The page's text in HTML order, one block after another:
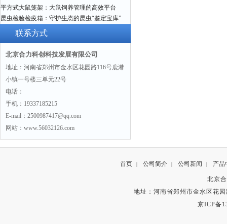
平方式大鼠笼架：大鼠饲养管理的高效平台
昆虫检验检疫箱：守护生态的昆虫“鉴定宝库”
联系方式
北京合力科创科技发展有限公司
地址：河南省郑州市金水区花园路116号鹿港
小镇一号楼三单元22号
电话：
手机：19337185215
E-mail：2500987417@qq.com
网站：www.56032126.com
首页 | 公司简介 | 公司新闻 | 产品
北京
地址：河南省郑州市金水区花
京ICP备